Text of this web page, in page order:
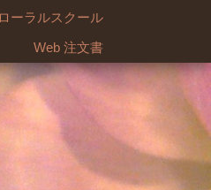
ーラルスクール
Web 注文書